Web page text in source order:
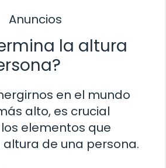
Anuncios
la altura
en el mundo
alto, es crucial
elementos que
altura de una persona.